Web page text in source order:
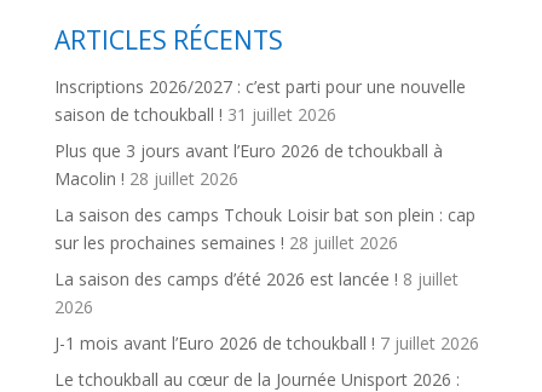
ARTICLES RÉCENTS
Inscriptions 2026/2027 : c’est parti pour une nouvelle
saison de tchoukball ! 31 juillet 2026
Plus que 3 jours avant l’Euro 2026 de tchoukball à
Macolin ! 28 juillet 2026
La saison des camps Tchouk Loisir bat son plein : cap
sur les prochaines semaines ! 28 juillet 2026
La saison des camps d’été 2026 est lancée ! 8 juillet
2026
J-1 mois avant l’Euro 2026 de tchoukball ! 7 juillet 2026
Le tchoukball au cœur de la Journée Unisport 2026 :